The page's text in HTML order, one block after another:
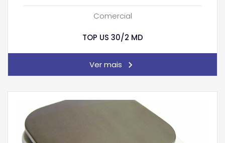
Comercial
TOP US 30/2 MD
Ver mais